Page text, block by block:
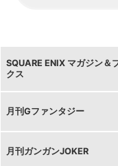
SQUARE ENIX マガジン＆
クス
月刊Gファンタジー
月刊ガンガンJOKER